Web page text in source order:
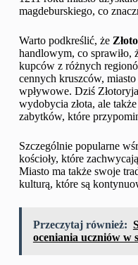
magdeburskiego, co
Warto podkreślić, że
handlowym, co sprawiło,
kupców z różnych
cennych kruszców, miasto
wpływowe. Dziś
wydobycia złota, ale
zabytków, które
Szczególnie popularne
kościoły, które
Miasto ma także swoje
kulturą, które są
Przeczytaj również:
oceniania uczniów w